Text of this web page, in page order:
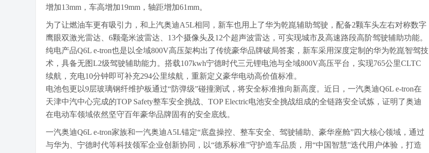
增加13mm，车高增加19mm，轴距增加61mm。
为了让燃油车更有吸引力，和上汽奥迪A5L相同，新车也用上了华为乾崑辅助驾驶，配备2颗车头左右对称数字
鹰眼双激光雷达、6颗毫米波雷达、13个摄像头及12个超声波雷达，可实现城市及高速路段高阶驾驶辅助功能。
纯电产品Q6L e-tron也是以全域800V高压架构出了传统豪华品牌破局答案，新车采用深度定制的华为乾崑智驾技
术，具备无图L2级驾驶辅助能力。搭载107kwh宁德时代三元锂电池与全域800V高压平台，实现765公里CLTC
续航，充电10分钟即可补充294公里续航，重新定义豪华电动高价值标准。
电池包更以9层玻璃钢纤维护板通过“防弹级”碰撞测试，将安全标准推向新高度。近日，一汽奥迪Q6L e-tron在
天津中汽中心完成的TOP Safety整车安全挑战、TOP Electric电池安全挑战组成的全链路安全试炼，证明了奥迪
在电动车领域依然坚守百年豪华品牌固有的安全底线。
一汽奥迪Q6L e-tron家族和一汽奥迪A5L锚定“底盘操控、整车安全、驾驶辅助、豪华座舱”四大核心领域，通过
与华为、宁德时代等科技领军企业创新协同，以“德系标准”守护造车品质，用“中国智慧”迭代用户体验，打造